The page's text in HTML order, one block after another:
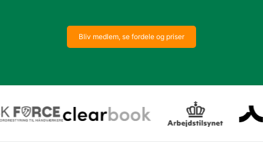
Bliv medlem, se fordele og priser